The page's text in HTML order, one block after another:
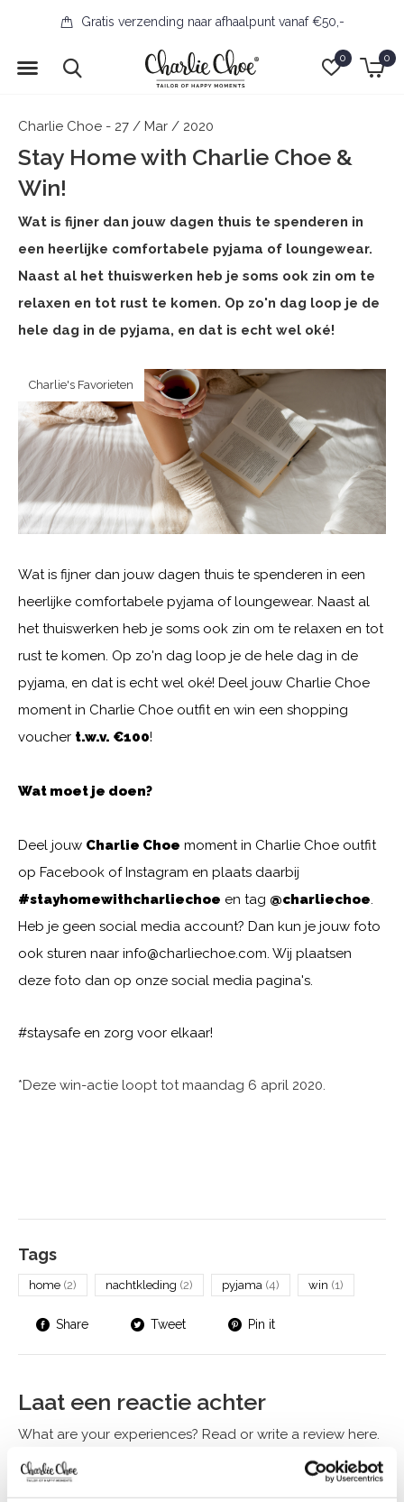
0 0
Gratis verzending naar afhaalpunt vanaf €50,-
Charlie Choe - 27 / Mar / 2020
Stay Home with Charlie Choe &
Win!
Wat is fijner dan jouw dagen thuis te spenderen in
een heerlijke comfortabele pyjama of loungewear.
Naast al het thuiswerken heb je soms ook zin om te
relaxen en tot rust te komen. Op zo'n dag loop je de
hele dag in de pyjama, en dat is echt wel oké!
Charlie's Favorieten
Wat is fijner dan jouw dagen thuis te spenderen in een
heerlijke comfortabele pyjama of loungewear. Naast al
het thuiswerken heb je soms ook zin om te relaxen en tot
rust te komen. Op zo'n dag loop je de hele dag in de
pyjama, en dat is echt wel oké! Deel jouw Charlie Choe
moment in Charlie Choe outfit en win een shopping
voucher t.w.v. €100!
Wat moet je doen?
Deel jouw Charlie Choe moment in Charlie Choe outfit
op Facebook of Instagram en plaats daarbij
#stayhomewithcharliechoe en tag @charliechoe.
Heb je geen social media account? Dan kun je jouw foto
ook sturen naar info@charliechoe.com. Wij plaatsen
deze foto dan op onze social media pagina's.
#staysafe en zorg voor elkaar!
*Deze win-actie loopt tot maandag 6 april 2020.
Tags
home (2) nachtkleding (2) pyjama (4) win (1)
Share Tweet Pin it
Laat een reactie achter
What are your experiences? Read or write a review here.
Naam*